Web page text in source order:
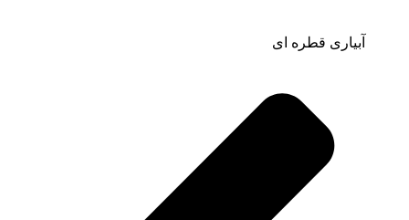
آبیاری قطره ای